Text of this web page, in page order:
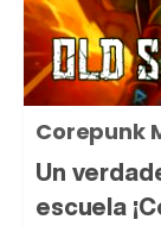
Corepunk
Un
escuela